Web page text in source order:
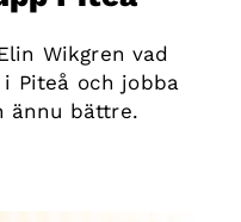
Wikgren vad
Piteå och jobba
ännu bättre.